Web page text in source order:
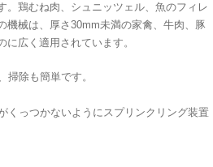
。鶏むね肉、シュニッツェル、魚のフィレ
機械は、厚さ30mm未満の家禽、牛肉、豚
広く適用されています。
掃除も簡単です。
くっつかないようにスプリンクリング装置